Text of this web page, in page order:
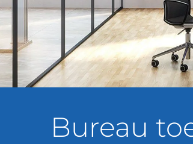
Bureau